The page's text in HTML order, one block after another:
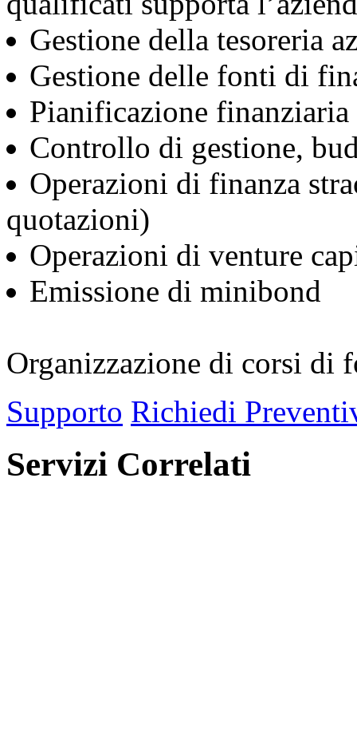
Gestione della tesoreria
Gestione delle fonti di
Pianificazione finanziaria
Controllo di gestione,
Operazioni di finanza
quotazioni)
Operazioni di venture
Emissione di minibond
Organizzazione di corsi di
Supporto Richiedi
Servizi Correlati